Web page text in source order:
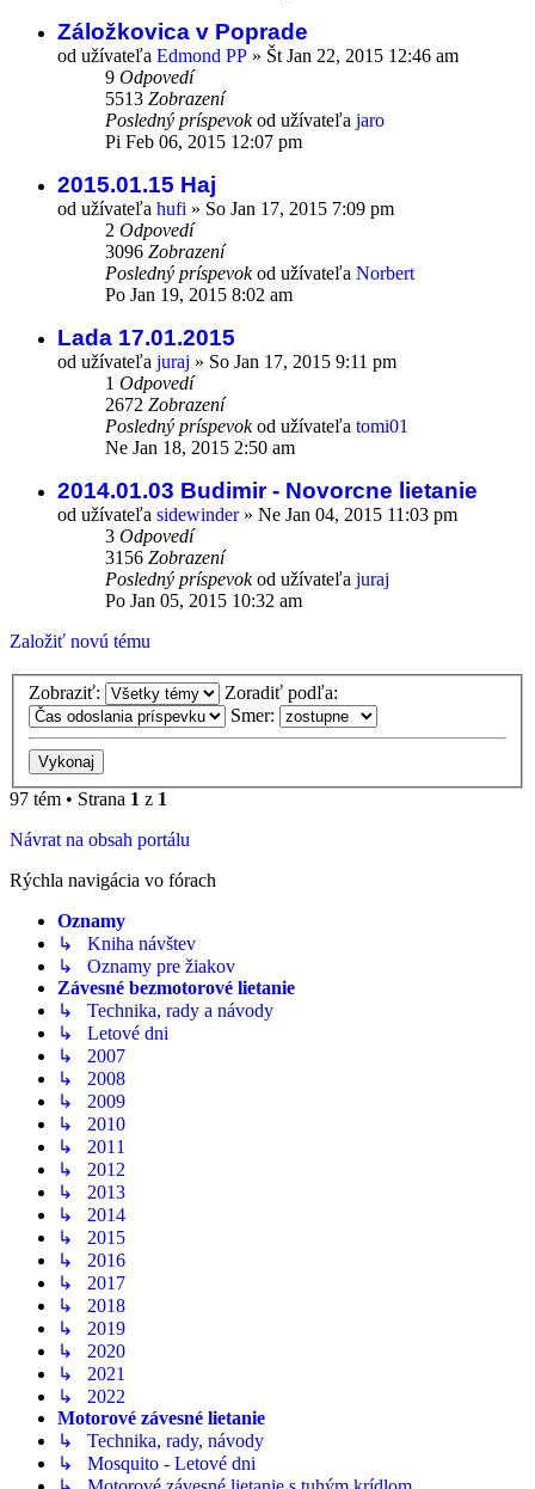
Záložkovica v Poprade
od užívateľa Edmond PP » Št Jan 22, 2015 12:46 am
9 Odpovedí
5513 Zobrazení
Posledný príspevokod užívateľa jaro
Pi Feb 06, 2015 12:07 pm
2015.01.15 Haj
od užívateľa hufi » So Jan 17, 2015 7:09 pm
2 Odpovedí
3096 Zobrazení
Posledný príspevokod užívateľa Norbert
Po Jan 19, 2015 8:02 am
Lada 17.01.2015
od užívateľa juraj » So Jan 17, 2015 9:11 pm
1 Odpovedí
2672 Zobrazení
Posledný príspevokod užívateľa tomi01
Ne Jan 18, 2015 2:50 am
2014.01.03 Budimir - Novorcne lietanie
od užívateľa sidewinder» Ne Jan 04, 2015 11:03 pm
3 Odpovedí
3156 Zobrazení
Posledný príspevokod užívateľa juraj
Po Jan 05, 2015 10:32 am
Založiť novú tému
Zobraziť:
Zoradiť podľa:
Smer:
97 tém • Strana 1 z 1
Návrat na obsah portálu
Rýchla navigácia vo fórach
Oznamy
↳ Kniha návštev
↳ Oznamy pre žiakov
Závesné bezmotorové lietanie
↳ Technika, rady a návody
↳ Letové dni
↳ 2007
↳ 2008
↳ 2009
↳ 2010
↳ 2011
↳ 2012
↳ 2013
↳ 2014
↳ 2015
↳ 2016
↳ 2017
↳ 2018
↳ 2019
↳ 2020
↳ 2021
↳ 2022
Motorové závesné lietanie
↳ Technika, rady, návody
↳ Mosquito - Letové dni